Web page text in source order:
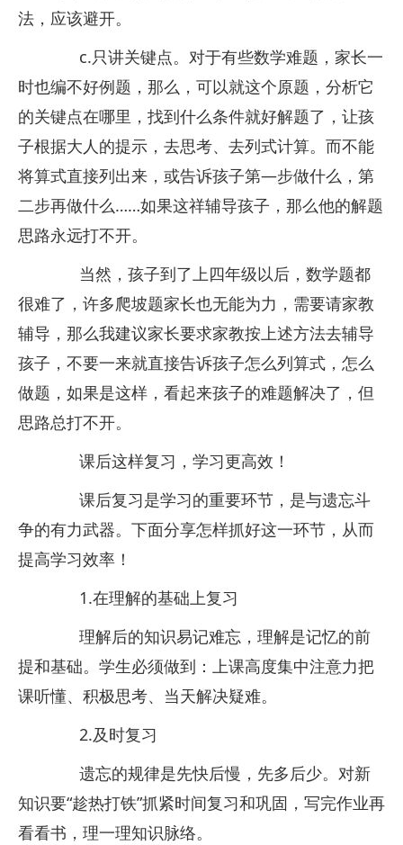
法，应该避开。
c.只讲关键点。对于有些数学难题，家长一
时也编不好例题，那么，可以就这个原题，分析它
的关键点在哪里，找到什么条件就好解题了，让孩
子根据大人的提示，去思考、去列式计算。而不能
将算式直接列出来，或告诉孩子第—步做什么，第
二步再做什么……如果这祥辅导孩子，那么他的解题
思路永远打不开。
当然，孩子到了上四年级以后，数学题都
很难了，许多爬坡题家长也无能为力，需要请家教
辅导，那么我建议家长要求家教按上述方法去辅导
孩子，不要一来就直接告诉孩子怎么列算式，怎么
做题，如果是这样，看起来孩子的难题解决了，但
思路总打不开。
课后这样复习，学习更高效！
课后复习是学习的重要环节，是与遗忘斗
争的有力武器。下面分享怎样抓好这一环节，从而
提高学习效率！
1.在理解的基础上复习
理解后的知识易记难忘，理解是记忆的前
提和基础。学生必须做到：上课高度集中注意力把
课听懂、积极思考、当天解决疑难。
2.及时复习
遗忘的规律是先快后慢，先多后少。对新
知识要“趁热打铁”抓紧时间复习和巩固，写完作业再
看看书，理一理知识脉络。